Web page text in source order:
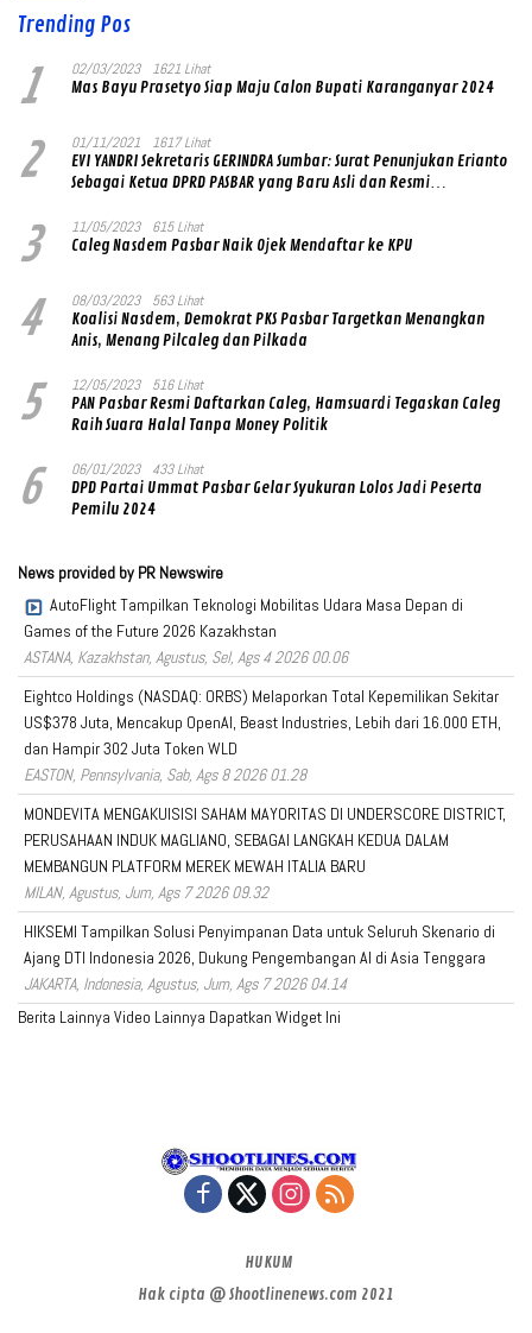
Trending Pos
1 02/03/2023 1621 Lihat
Mas Bayu Prasetyo Siap Maju Calon Bupati Karanganyar 2024
2 01/11/2021 1617 Lihat
EVI YANDRI Sekretaris GERINDRA Sumbar: Surat Penunjukan Erianto
Sebagai Ketua DPRD PASBAR yang Baru Asli dan Resmi
3 11/05/2023 615 Lihat
Caleg Nasdem Pasbar Naik Ojek Mendaftar ke KPU
4 08/03/2023 563 Lihat
Koalisi Nasdem, Demokrat PKS Pasbar Targetkan Menangkan
Anis, Menang Pilcaleg dan Pilkada
5 12/05/2023 516 Lihat
PAN Pasbar Resmi Daftarkan Caleg, Hamsuardi Tegaskan Caleg
Raih Suara Halal Tanpa Money Politik
6 06/01/2023 433 Lihat
DPD Partai Ummat Pasbar Gelar Syukuran Lolos Jadi Peserta
Pemilu 2024
News provided by PR Newswire
AutoFlight Tampilkan Teknologi Mobilitas Udara Masa Depan di
Games of the Future 2026 Kazakhstan
ASTANA, Kazakhstan, Agustus, Sel, Ags 4 2026 00.06
Eightco Holdings (NASDAQ: ORBS) Melaporkan Total Kepemilikan Sekitar
US$378 Juta, Mencakup OpenAI, Beast Industries, Lebih dari 16.000 ETH,
dan Hampir 302 Juta Token WLD
EASTON, Pennsylvania, Sab, Ags 8 2026 01.28
MONDEVITA MENGAKUISISI SAHAM MAYORITAS DI UNDERSCORE DISTRICT,
PERUSAHAAN INDUK MAGLIANO, SEBAGAI LANGKAH KEDUA DALAM
MEMBANGUN PLATFORM MEREK MEWAH ITALIA BARU
MILAN, Agustus, Jum, Ags 7 2026 09.32
HIKSEMI Tampilkan Solusi Penyimpanan Data untuk Seluruh Skenario di
Ajang DTI Indonesia 2026, Dukung Pengembangan AI di Asia Tenggara
JAKARTA, Indonesia, Agustus, Jum, Ags 7 2026 04.14
Berita Lainnya Video Lainnya Dapatkan Widget Ini
HUKUM
Hak cipta @ Shootlinenews.com 2021